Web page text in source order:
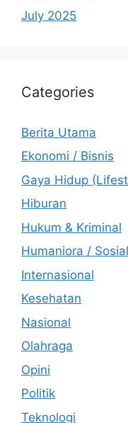
July 2025
Categories
Berita Utama
Ekonomi / Bisnis
Gaya Hidup
Hiburan
Hukum & Kriminal
Humaniora /
Internasional
Kesehatan
Nasional
Olahraga
Opini
Politik
Teknologi